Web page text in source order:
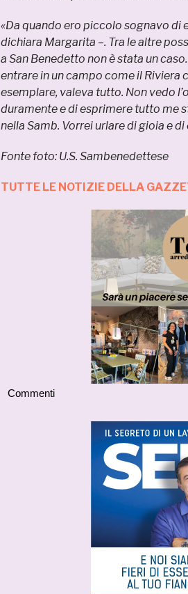
«Da quando ero piccolo sognavo di
dichiara Margarita –. Tra le altre
a San Benedetto non è stata un
entrare in un campo come il Riviera
esemplare, valeva tutto. Non vedo
duramente e di esprimere tutto me
nella Samb. Vorrei urlare di gioia e
Fonte foto: U.S. Sambenedettese
TUTTE LE NOTIZIE DELLA
Commenti